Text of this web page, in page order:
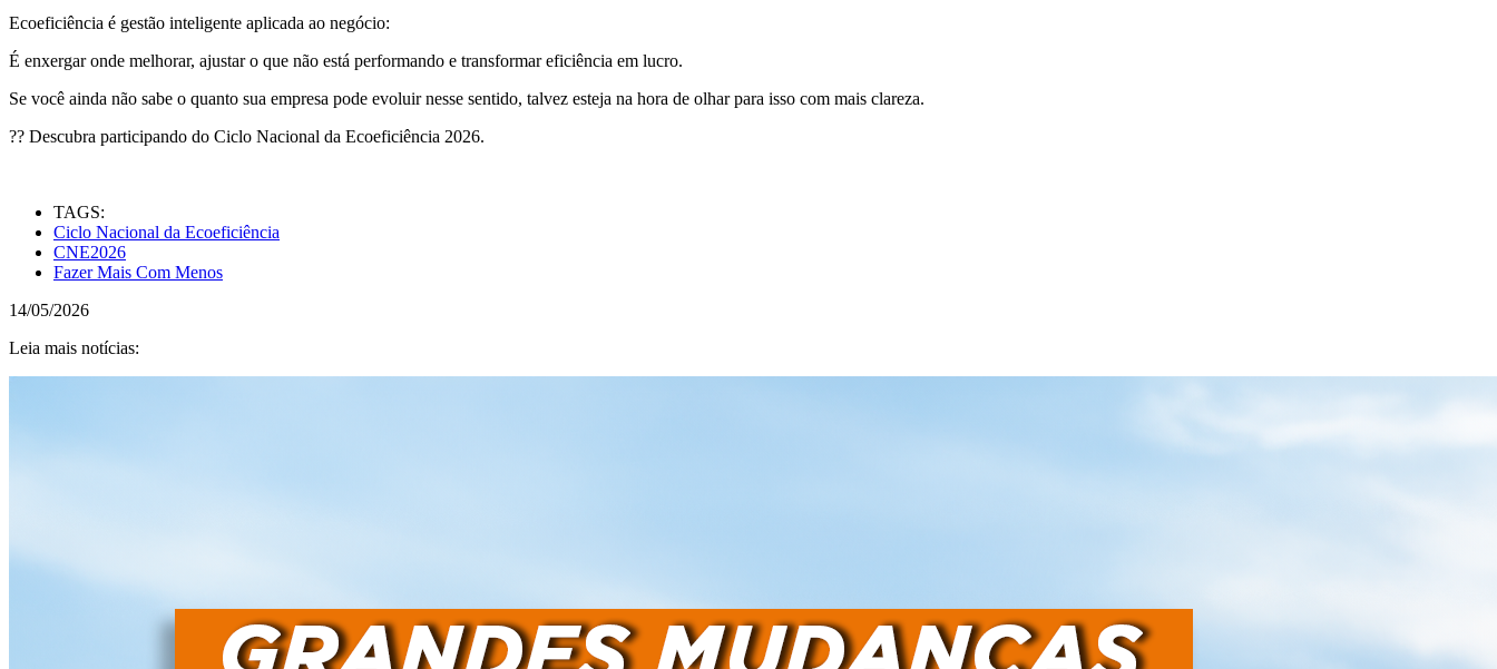
Ecoeficiência é gestão inteligente aplicada ao negócio:
É enxergar onde melhorar, ajustar o que não está performando e transformar eficiência em lucro.
Se você ainda não sabe o quanto sua empresa pode evoluir nesse sentido, talvez esteja na hora de olhar para isso com mais clareza.
?? Descubra participando do Ciclo Nacional da Ecoeficiência 2026.
TAGS:
Ciclo Nacional da Ecoeficiência
CNE2026
Fazer Mais Com Menos
14/05/2026
Leia mais notícias: